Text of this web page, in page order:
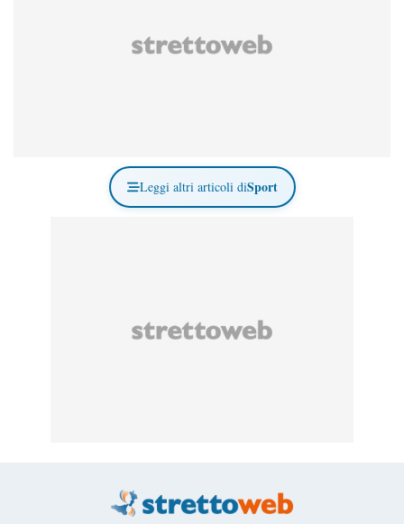
Leggi altri articoli diSport